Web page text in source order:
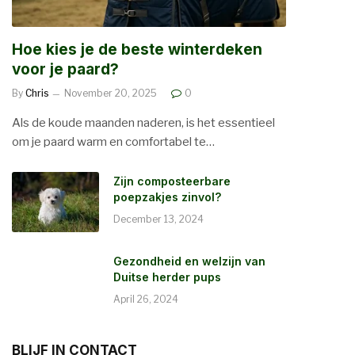
Hoe kies je de beste winterdeken
voor je paard?
By Chris November 20, 2025 0
Als de koude maanden naderen, is het essentieel
om je paard warm en comfortabel te…
Zijn composteerbare
poepzakjes zinvol?
December 13, 2024
Gezondheid en welzijn van
Duitse herder pups
April 26, 2024
BLIJF IN CONTACT